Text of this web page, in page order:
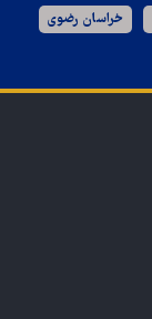
خراسان رضوی